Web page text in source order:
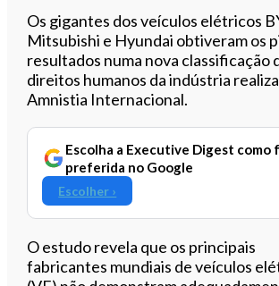
Ouvir este artigo
Os gigantes dos veículos elétricos
Mitsubishi e Hyundai obtiveram os
resultados numa nova classificação
direitos humanos da indústria
Amnistia Internacional.
Escolha a Executive Digest como
preferida no Google
Escolher ›
O estudo revela que os principais
fabricantes mundiais de veículos